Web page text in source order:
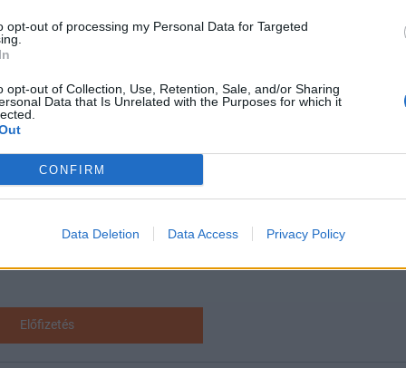
opt-out of processing my Personal Data for Targeted
opt-out of Collection, Use, Retention, Sale, and/or Sharing
Data that Is Unrelated with the Purposes for which it
CONFIRM
Data Deletion Data Access Privacy Policy
2026Új lehetőségek a magyar egészségügy előtt - De mégis
szektor? Jubileumi konferenciánkon kiderül.Információ és
Újabb miniszterek indultak el Lengyelországba ...
portfolio.hu hírarchívumához tartozik, melynek olvasása
cikkarchívum
Előfizetés